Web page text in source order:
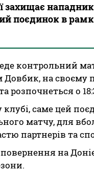
нападник
поєдинок в
контрольний
на своєму
розпочнеться о
саме цей
матчу, для
партнерів та
на